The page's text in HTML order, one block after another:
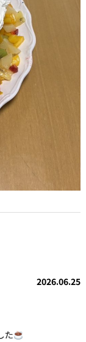
2026.06.25
た